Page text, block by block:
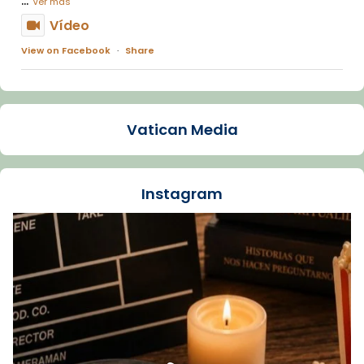
Vídeo
View on Facebook · Share
Arquebisbat de Barcelona
La Carmina va patir depressió. Fa gairebé
dos mesos, a l'Estadi Lluís Companys, la
Recupera l'entrevista comp
Vatican
tican News 👇
www.vaticannews.va/es/iglesia/news/2026-
07/carmina-historia-depresion-papa-viaje-
espana-testimoni...
Foto
Vatican Media
Instagram